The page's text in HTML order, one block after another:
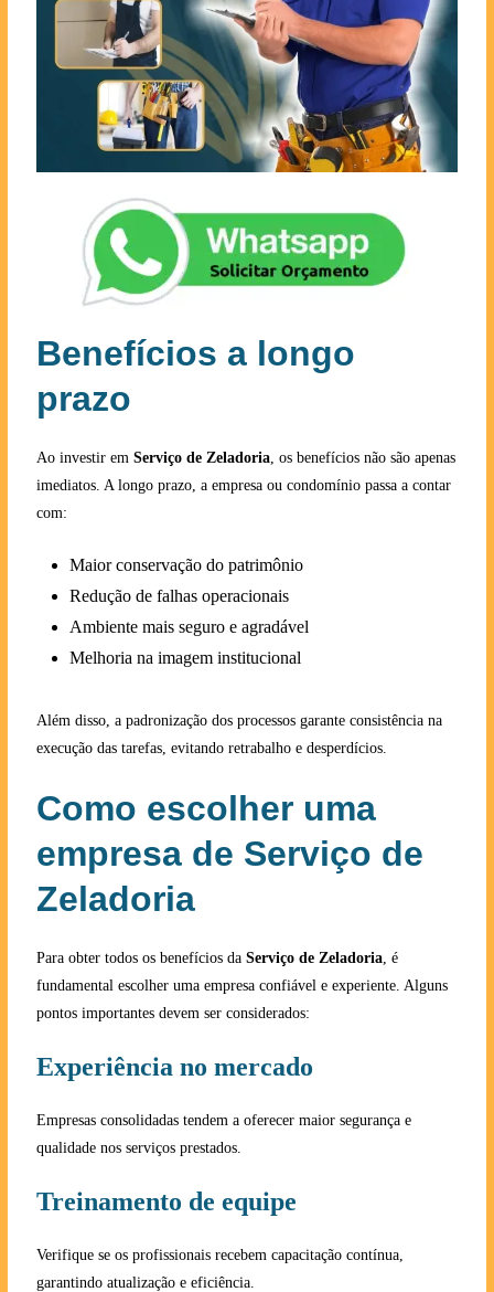
Benefícios a longo
prazo
Ao investir em Serviço de Zeladoria, os benefícios não são apenas
imediatos. A longo prazo, a empresa ou condomínio passa a contar
com:
Maior conservação do patrimônio
Redução de falhas operacionais
Ambiente mais seguro e agradável
Melhoria na imagem institucional
Além disso, a padronização dos processos garante consistência na
execução das tarefas, evitando retrabalho e desperdícios.
Como escolher uma
empresa de Serviço de
Zeladoria
Para obter todos os benefícios da Serviço de Zeladoria, é
fundamental escolher uma empresa confiável e experiente. Alguns
pontos importantes devem ser considerados:
Experiência no mercado
Empresas consolidadas tendem a oferecer maior segurança e
qualidade nos serviços prestados.
Treinamento de equipe
Verifique se os profissionais recebem capacitação contínua,
garantindo atualização e eficiência.